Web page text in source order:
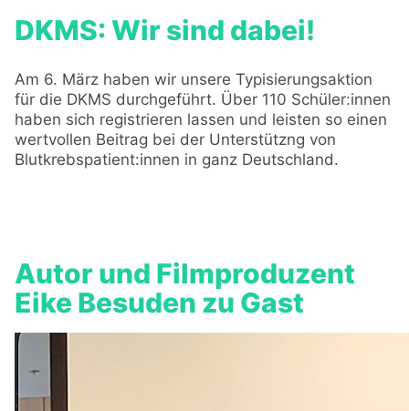
DKMS: Wir sind dabei!
Am 6. März haben wir unsere Typisierungsaktion
für die DKMS durchgeführt. Über 110 Schüler:innen
haben sich registrieren lassen und leisten so einen
wertvollen Beitrag bei der Unterstützng von
Blutkrebspatient:innen in ganz Deutschland.
Autor und Filmproduzent
Eike Besuden zu Gast